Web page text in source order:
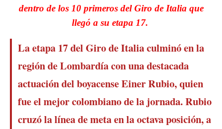
dentro de los 10 primeros del Giro de Italia que
llegó a su etapa 17.
La etapa 17 del Giro de Italia culminó en la
región de Lombardía con una destacada
actuación del boyacense Einer Rubio, quien
fue el mejor colombiano de la jornada. Rubio
cruzó la línea de meta en la octava posición, a